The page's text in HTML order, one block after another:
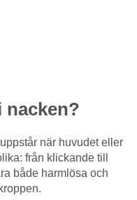
nacken?
när huvudet eller
från klickande till
både harmlösa och